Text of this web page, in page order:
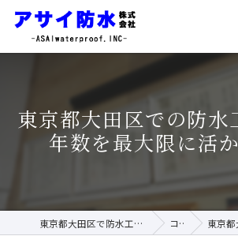
東京都大田区での防水
年数を最大限に活
東京都大田区で防水工事ならアサイ防水株式会社 コラム 東京都大田区